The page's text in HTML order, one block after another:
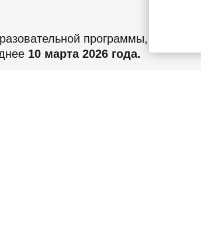
программы, будет
10 марта 2026 года.